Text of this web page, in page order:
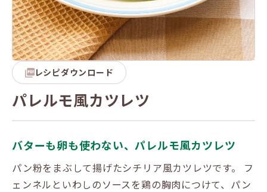
レシピダウンロード
パレルモ風カツレツ
バターも卵も使わない、パレルモ風カツレツ
パン粉をまぶして揚げたシチリア風カツレツです。 フ
ェンネルといわしのソースを鶏の胸肉につけて、パン